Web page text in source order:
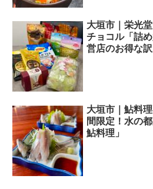
大垣市｜栄光
チョコル「詰
営店のお得な訳
大垣市｜鮎料
間限定！水の
鮎料理」